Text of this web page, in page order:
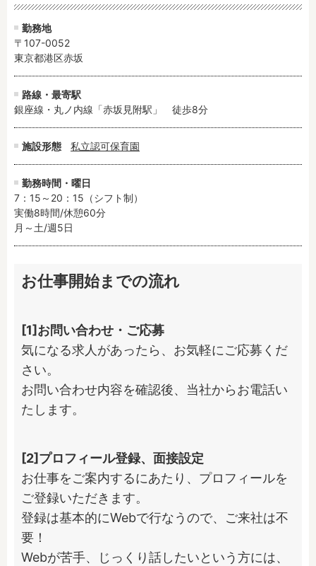
勤務地
〒107-0052
東京都港区赤坂
路線・最寄駅
銀座線・丸ノ内線「赤坂見附駅」　徒歩8分
施設形態 私立認可保育園
勤務時間・曜日
7：15～20：15（シフト制）
実働8時間/休憩60分
月～土/週5日
お仕事開始までの流れ
[1]お問い合わせ・ご応募
気になる求人があったら、お気軽にご応募くだ
さい。
お問い合わせ内容を確認後、当社からお電話い
たします。
[2]プロフィール登録、面接設定
お仕事をご案内するにあたり、プロフィールを
ご登録いただきます。
登録は基本的にWebで行なうので、ご来社は不
要！
Webが苦手、じっくり話したいという方には、